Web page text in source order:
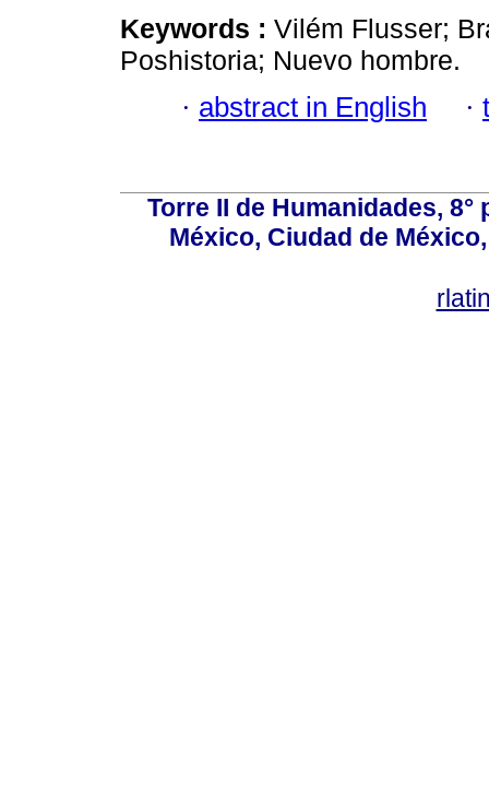
Keywords : Vilém Flusser;
Poshistoria; Nuevo hombre.
· abstract in English ·
Torre II de Humanidades,
México, Ciudad de